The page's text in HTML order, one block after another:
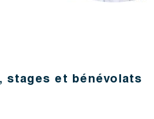
stages et bénévolats